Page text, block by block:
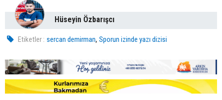
Hüseyin Özbarışcı
Etiketler : sercan demirman,Sporun izinde yazı dizisi